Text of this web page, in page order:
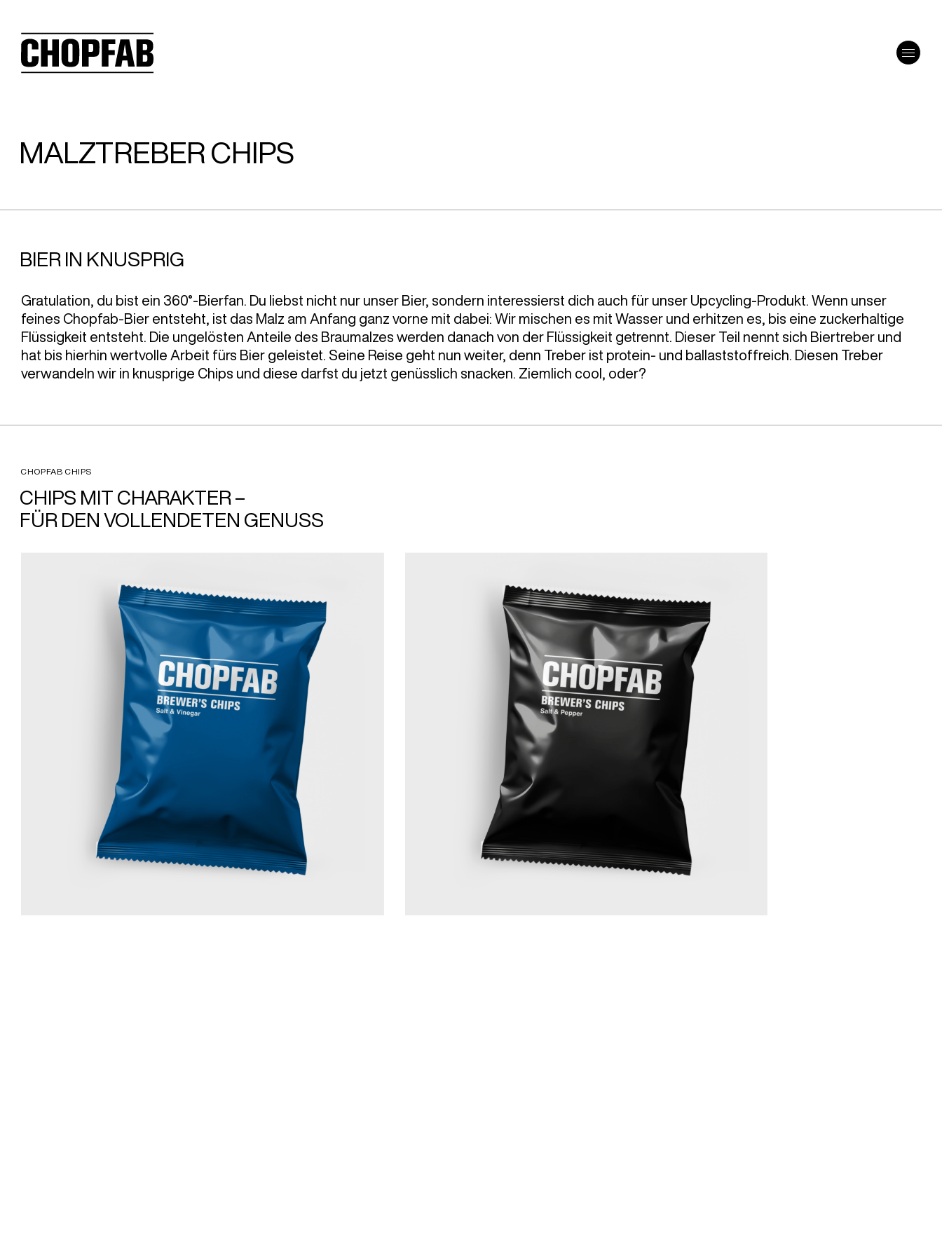
MALZTREBER CHIPS
BIER IN KNUSPRIG
Gratulation, du bist ein 360°-Bierfan. Du liebst nicht nur unser Bier, sondern interessierst dich auch für unser Upcycling-Produkt. Wenn unser
feines Chopfab-Bier entsteht, ist das Malz am Anfang ganz vorne mit dabei: Wir mischen es mit Wasser und erhitzen es, bis eine zuckerhaltige
Flüssigkeit entsteht. Die ungelösten Anteile des Braumalzes werden danach von der Flüssigkeit getrennt. Dieser Teil nennt sich Biertreber und
hat bis hierhin wertvolle Arbeit fürs Bier geleistet. Seine Reise geht nun weiter, denn Treber ist protein- und ballaststoffreich. Diesen Treber
verwandeln wir in knusprige Chips und diese darfst du jetzt genüsslich snacken. Ziemlich cool, oder?
CHOPFAB CHIPS
CHIPS MIT CHARAKTER –
FÜR DEN VOLLENDETEN GENUSS